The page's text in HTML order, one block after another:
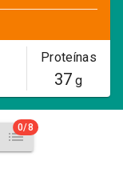
Proteínas
37 g
0/8